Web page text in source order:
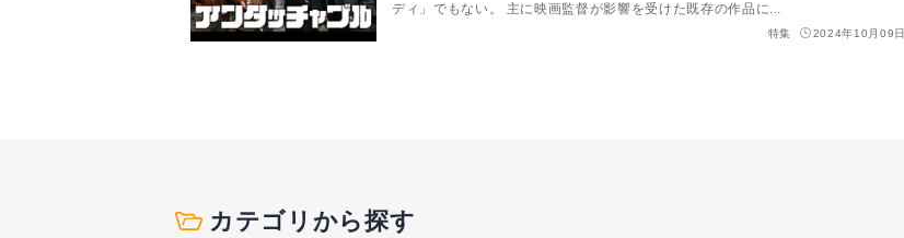
ディ」でもない。 主に映画監督が影響を受けた既存の作品に...
特集 2024年10月09日
カテゴリから探す